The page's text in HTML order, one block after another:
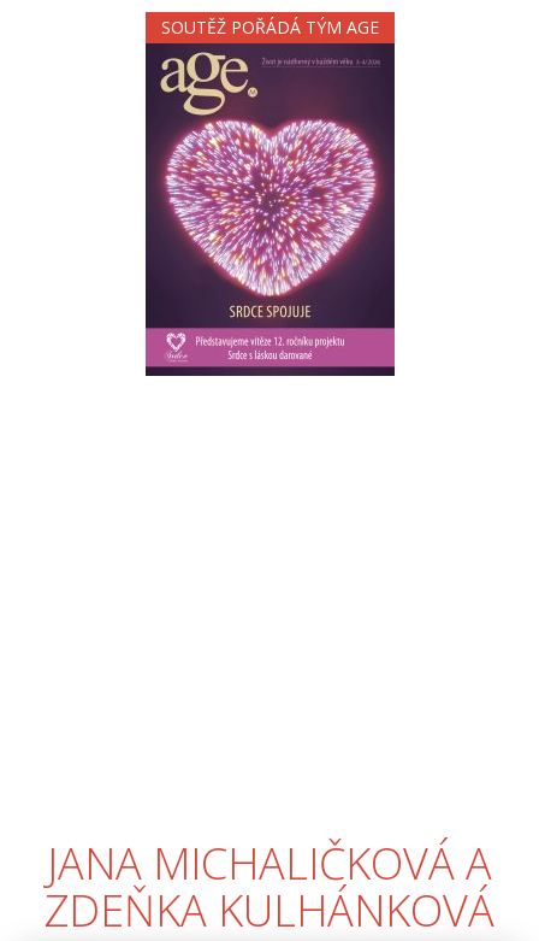
SOUTĚŽ POŘÁDÁ TÝM AGE
JANA MICHALIČKOVÁ A
ZDEŇKA KULHÁNKOVÁ